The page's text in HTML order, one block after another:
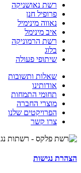
רשת נאושניקה
פרופיל חנן
נאווה מינימיל
איב מינימל
רשת הרמוניקה
בלוג
שיתופי פעולה
שאלות ותשובות
אודותינו
תחומי התמחות
מוצרי החברה
הפרויקטים שלנו
צרו קשר
הצהרת נגישות